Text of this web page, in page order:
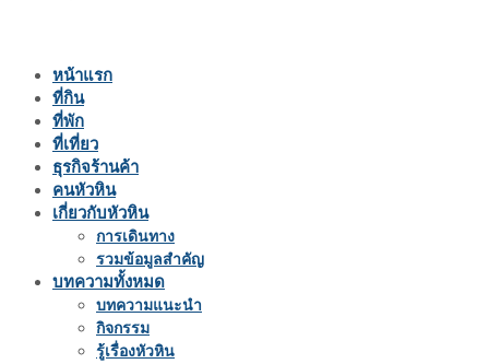
หน้าแรก
ที่กิน
ที่พัก
ที่เที่ยว
ธุรกิจร้านค้า
คนหัวหิน
เกี่ยวกับหัวหิน
การเดินทาง
รวมข้อมูลสำคัญ
บทความทั้งหมด
บทความแนะนำ
กิจกรรม
รู้เรื่องหัวหิน